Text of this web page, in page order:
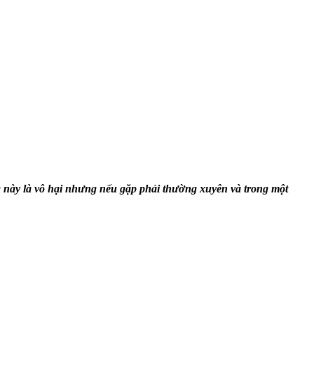
là vô hại nhưng nếu gặp phải thường xuyên và trong một